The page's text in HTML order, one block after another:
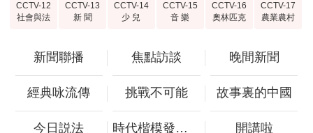
CCTV-12
社會與法
CCTV-13
新 聞
CCTV-14
少 兒
CCTV-15
音 樂
CCTV-16
奧林匹克
CCTV-17
農業農村
新聞聯播 焦點訪談 晚間新聞
經典咏流傳 挑戰不可能 故事裏的中國
今日説法 時代楷模發佈廳 開講啦